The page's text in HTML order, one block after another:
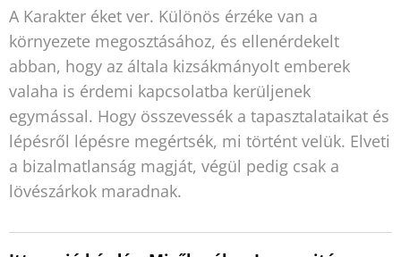
A Karakter éket ver. Különös érzéke van a
környezete megosztásához, és ellenérdekelt
abban, hogy az általa kizsákmányolt emberek
valaha is érdemi kapcsolatba kerüljenek
egymással. Hogy összevessék a tapasztalataikat és
lépésről lépésre megértsék, mi történt velük. Elveti
a bizalmatlanság magját, végül pedig csak a
lövészárkok maradnak.